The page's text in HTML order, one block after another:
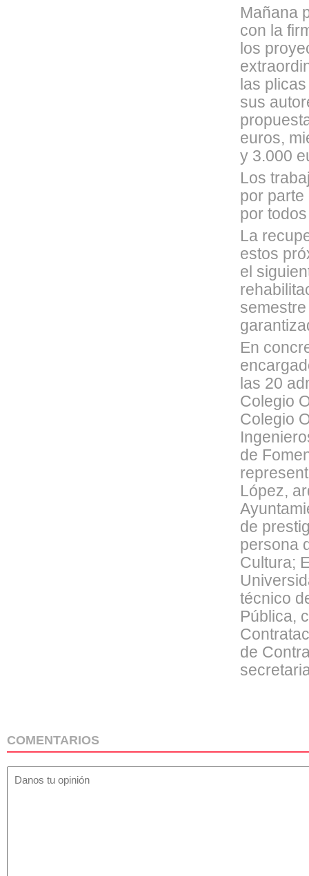
Mañana
con la
los
las
sus
euros,
y 3.000
Los
por parte
por
La
estos
el
En
las 20
Colegio
Colegio
de
López,
de
persona
Cultura;
técnico
Pública,
de
COMENTARIOS